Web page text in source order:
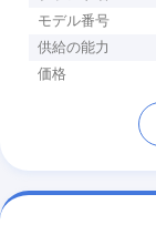
モデル番号
供給の能力
価格